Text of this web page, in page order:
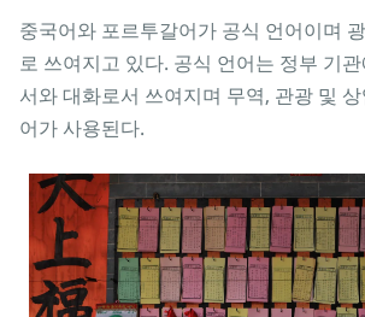
중국어와 포르투갈어가 공식 언어이며
로 쓰여지고 있다. 공식 언어는 정부 기
서와 대화로서 쓰여지며 무역, 관광 및
어가 사용된다.